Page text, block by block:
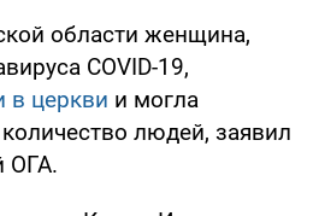
области женщина,
COVID-19,
в церкви и могла
людей, заявил
ОГА.